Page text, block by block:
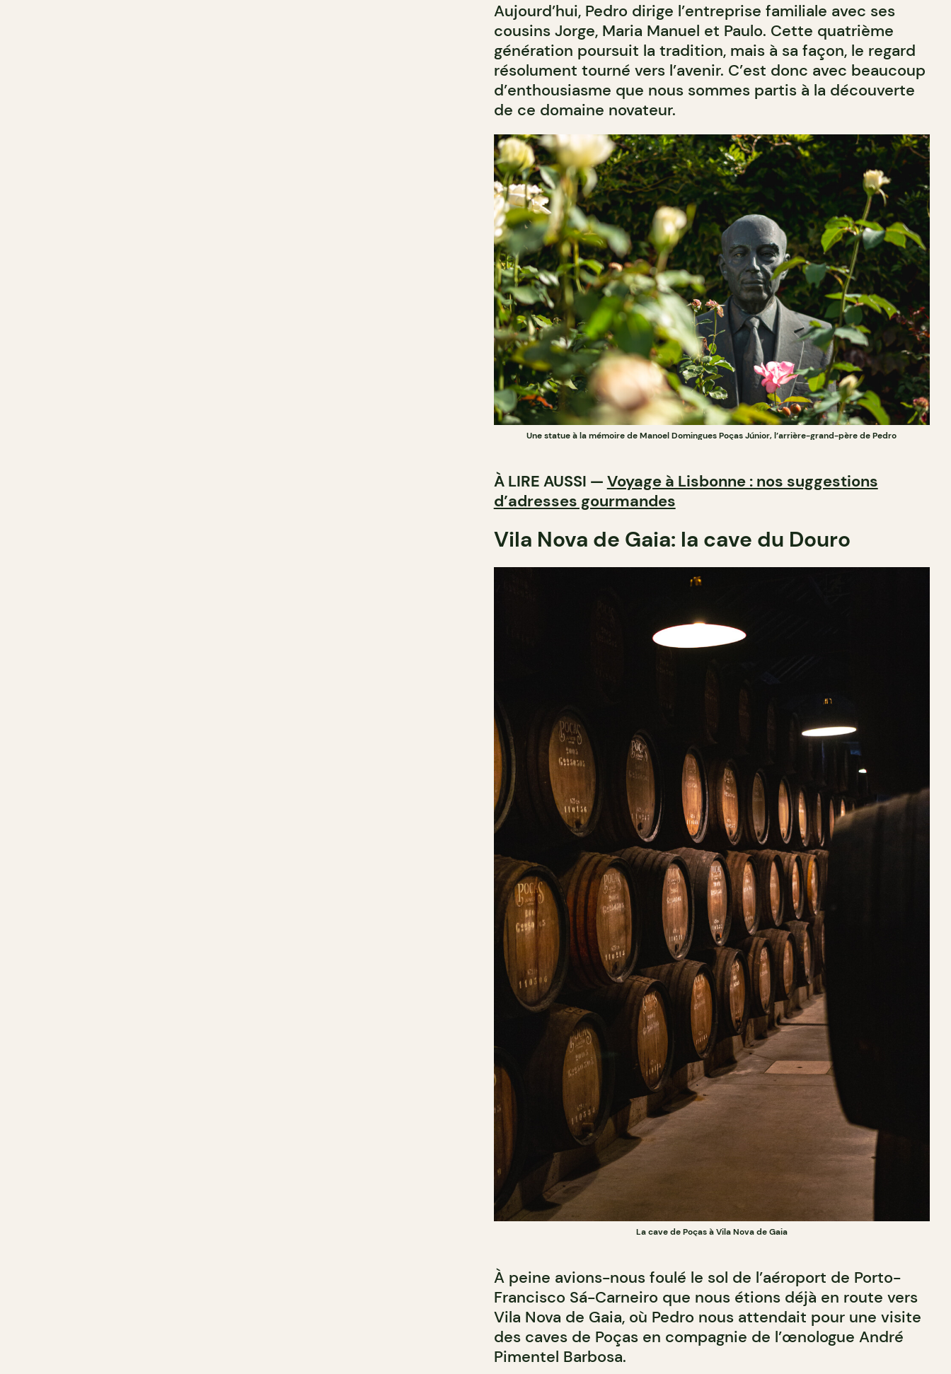
Aujourd’hui, Pedro dirige l’entreprise familiale avec ses
cousins Jorge, Maria Manuel et Paulo. Cette quatrième
génération poursuit la tradition, mais à sa façon, le regard
résolument tourné vers l’avenir. C’est donc avec beaucoup
d’enthousiasme que nous sommes partis à la découverte
de ce domaine novateur.
Une statue à la mémoire de Manoel Domingues Poças Júnior, l’arrière-grand-père de Pedro
À LIRE AUSSI — Voyage à Lisbonne : nos suggestions
d’adresses gourmandes
Vila Nova de Gaia: la cave du Douro
La cave de Poças à Vila Nova de Gaia
À peine avions-nous foulé le sol de l’aéroport de Porto-
Francisco Sá-Carneiro que nous étions déjà en route vers
Vila Nova de Gaia, où Pedro nous attendait pour une visite
des caves de Poças en compagnie de l’œnologue André
Pimentel Barbosa.